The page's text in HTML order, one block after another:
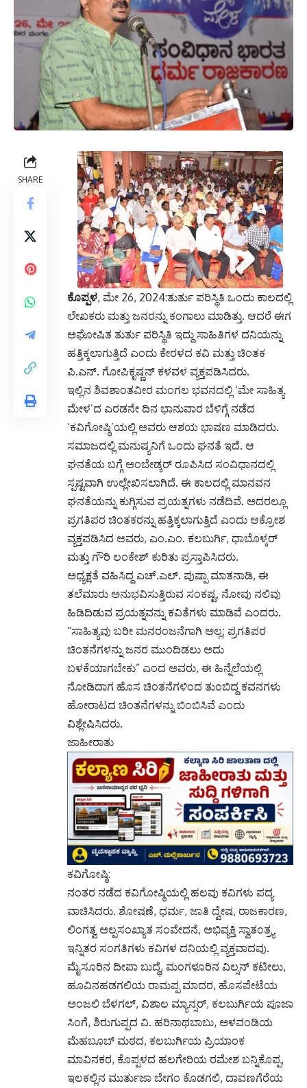
SHARE
ಕೊಪ್ಪಳ, ಮೇ 26, 2024:ತುರ್ತು ಪರಿಸ್ಥಿತಿ ಒಂದು ಕಾಲದಲ್ಲಿ
ಲೇಖಕರು ಮತ್ತು ಜನರನ್ನು ಕಂಗಾಲು ಮಾಡಿತ್ತು. ಆದರೆ ಈಗ
ಅಘೋಷಿತ ತುರ್ತು ಪರಿಸ್ಥಿತಿ ಇದ್ದು ಸಾಹಿತಿಗಳ ದನಿಯನ್ನು
ಹತ್ತಿಕ್ಕಲಾಗುತ್ತಿದೆ ಎಂದು ಕೇರಳದ ಕವಿ ಮತ್ತು ಚಿಂತಕ
ಪಿ.ಎನ್. ಗೋಪಿಕೃಷ್ಣನ್ ಕಳವಳ ವ್ಯಕ್ತಪಡಿಸಿದರು.
ಇಲ್ಲಿನ ಶಿವಶಾಂತವೀರ ಮಂಗಲ ಭವನದಲ್ಲಿ ‘ಮೇ ಸಾಹಿತ್ಯ
ಮೇಳ’ದ ಎರಡನೇ ದಿನ ಭಾನುವಾರ ಬೆಳಿಗ್ಗೆ ನಡೆದ
‘ಕವಿಗೋಷ್ಠಿ’ಯಲ್ಲಿ ಅವರು ಆಶಯ ಭಾಷಣ ಮಾಡಿದರು.
ಸಮಾಜದಲ್ಲಿ ಮನುಷ್ಯನಿಗೆ ಒಂದು ಘನತೆ ಇದೆ. ಆ
ಘನತೆಯ ಬಗ್ಗೆ ಅಂಬೇಡ್ಕರ್ ರೂಪಿಸಿದ ಸಂವಿಧಾನದಲ್ಲಿ
ಸ್ಪಷ್ಟವಾಗಿ ಉಲ್ಲೇಖಿಸಲಾಗಿದೆ. ಈ ಕಾಲದಲ್ಲಿ ಮಾನವನ
ಘನತೆಯನ್ನು ಕುಗ್ಗಿಸುವ ಪ್ರಯತ್ನಗಳು ನಡೆದಿವೆ. ಅದರಲ್ಲೂ
ಪ್ರಗತಿಪರ ಚಿಂತಕರನ್ನು ಹತ್ತಿಕ್ಕಲಾಗುತ್ತಿದೆ ಎಂದು ಆಕ್ರೋಶ
ವ್ಯಕ್ತಪಡಿಸಿದ ಅವರು, ಎಂ.ಎಂ. ಕಲಬುರ್ಗಿ, ಧಾಬೊಳ್ಕರ್
ಮತ್ತು ಗೌರಿ ಲಂಕೇಶ್ ಕುರಿತು ಪ್ರಸ್ತಾಪಿಸಿದರು.
ಅಧ್ಯಕ್ಷತೆ ವಹಿಸಿದ್ದ ಎಚ್.ಎಲ್. ಪುಷ್ಪಾ ಮಾತನಾಡಿ, ಈ
ತಲೆಮಾರು ಅನುಭವಿಸುತ್ತಿರುವ ಸಂಕಷ್ಟ, ನೋವು ನಲಿವು
ಹಿಡಿದಿಡುವ ಪ್ರಯತ್ನವನ್ನು ಕವಿತೆಗಳು ಮಾಡಿವೆ ಎಂದರು.
“ಸಾಹಿತ್ಯವು ಬರೀ ಮನರಂಜನೆಗಾಗಿ ಅಲ್ಲ; ಪ್ರಗತಿಪರ
ಚಿಂತನೆಗಳನ್ನು ಜನರ ಮುಂದಿಡಲು ಅದು
ಬಳಕೆಯಾಗಬೇಕು” ಎಂದ ಅವರು, ಈ ಹಿನ್ನೆಲೆಯಲ್ಲಿ
ನೋಡಿದಾಗ ಹೊಸ ಚಿಂತನೆಗಳಿಂದ ತುಂಬಿದ್ದ ಕವನಗಳು
ಹೋರಾಟದ ಚಿಂತನೆಗಳನ್ನು ಬಿಂಬಿಸಿವೆ ಎಂದು
ವಿಶ್ಲೇಷಿಸಿದರು.
ಜಾಹೀರಾತು
ಕವಿಗೋಷ್ಠಿ:
ನಂತರ ನಡೆದ ಕವಿಗೋಷ್ಠಿಯಲ್ಲಿ ಹಲವು ಕವಿಗಳು ಪದ್ಯ
ವಾಚಿಸಿದರು. ಶೋಷಣೆ, ಧರ್ಮ, ಜಾತಿ ದ್ವೇಷ, ರಾಜಕಾರಣ,
ಲಿಂಗತ್ವ ಅಲ್ಪಸಂಖ್ಯಾತ ಸಂವೇದನೆ, ಅಭಿವ್ಯಕ್ತಿ ಸ್ವಾತಂತ್ರ್ಯ
ಇನ್ನಿತರ ಸಂಗತಿಗಳು ಕವಿಗಳ ದನಿಯಲ್ಲಿ ವ್ಯಕ್ತವಾದವು.
ಮೈಸೂರಿನ ದೀಪಾ ಬುದ್ಧೆ, ಮಂಗಳೂರಿನ ವಿಲ್ಸನ್ ಕಟೀಲು,
ಹೂವಿನಹಡಗಲಿಯ ರಾಮಪ್ಪ ಮಾದರ, ಹೊಸಪೇಟೆಯ
ಅಂಜಲಿ ಬೆಳಗಲ್, ವಿಶಾಲ ಮ್ಯಾನ್ಸರ್, ಕಲಬುರ್ಗಿಯ ಪೂಜಾ
ಸಿಂಗೆ, ಶಿರುಗುಪ್ಪದ ವಿ. ಹರಿನಾಥಬಾಬು, ಅಳವಂಡಿಯ
ಮೆಹಬೂಬ್ ಮಠದ, ಕಲಬುರ್ಗಿಯ ಪ್ರಿಯಾಂಕ
ಮಾವಿನಕರ, ಕೊಪ್ಪಳದ ಹಲಗೇರಿಯ ರಮೇಶ ಬನ್ನಿಕೊಪ್ಪ,
ಇಲಕಲ್ಲಿನ ಮುರ್ತುಜಾ ಬೇಗಂ ಕೊಡಗಲಿ, ದಾವಣಗೆರೆಯ